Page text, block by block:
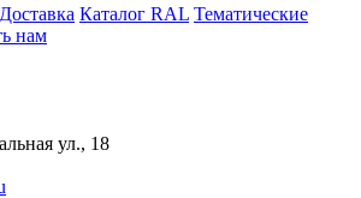
Доставка Каталог RAL Тематические
нам
ул., 18